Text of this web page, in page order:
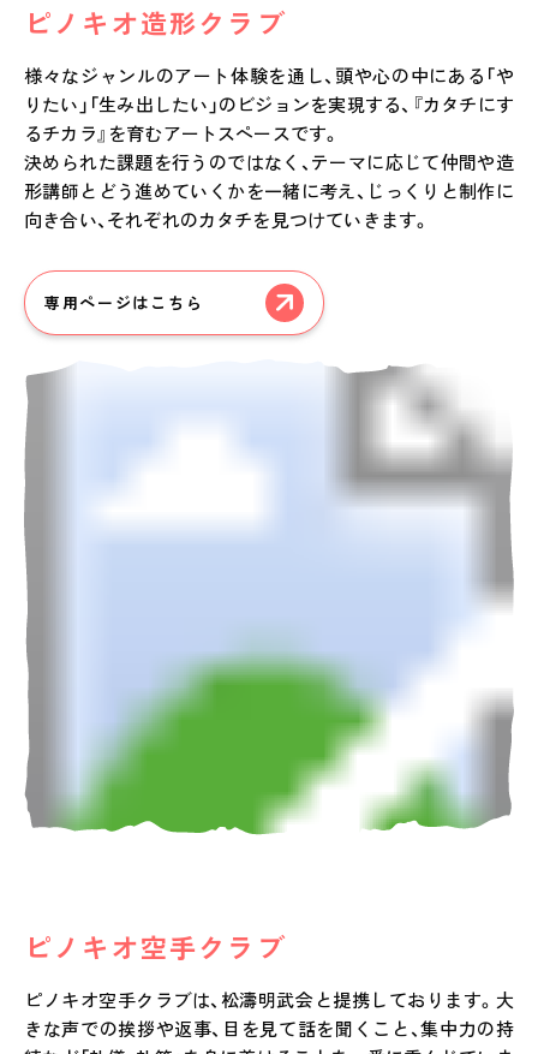
ピノキオ造形クラブ
様々なジャンルのアート体験を通し、頭や心の中にある「や
りたい」「生み出したい」のビジョンを実現する、『カタチにす
るチカラ』を育むアートスペースです。
決められた課題を行うのではなく、テーマに応じて仲間や造
形講師とどう進めていくかを一緒に考え、じっくりと制作に
向き合い、それぞれのカタチを見つけていきます。
専用ページはこちら
ピノキオ空手クラブ
ピノキオ空手クラブは、松濤明武会と提携しております。大
きな声での挨拶や返事、目を見て話を聞くこと、集中力の持